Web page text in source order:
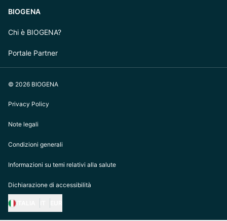
BIOGENA
Chi è BIOGENA?
Portale Partner
© 2026 BIOGENA
Privacy Policy
Note legali
Condizioni generali
Informazioni su temi relativi alla salute
Dichiarazione di accessibilità
https://biogena.com/de-at